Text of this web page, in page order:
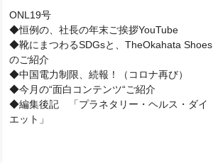
ONL19号
◆恒例の、社長の年末ご挨拶YouTube
◆靴にまつわるSDGsと、TheOkahata Shoes
のご紹介
◆中国電力制限、続報！（コロナ再び）
◆今月の“面白コンテンツ“ご紹介
◆編集後記 「プラネタリー・ヘルス・ダイ
エット」